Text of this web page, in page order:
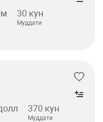
30 кун
Муддати
370 кун
Муддати